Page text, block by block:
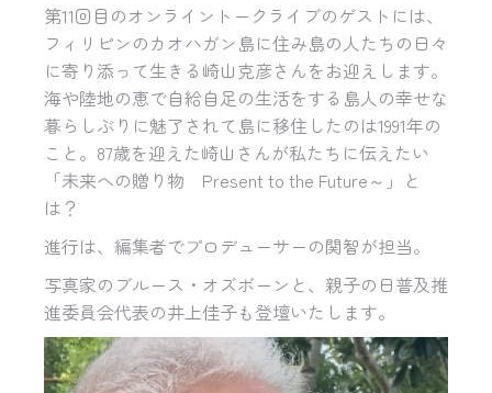
第11回目のオンライントークライブのゲストには、
フィリピンのカオハガン島に住み島の人たちの日々
に寄り添って生きる崎山克彦さんをお迎えします。
海や陸地の恵で自給自足の生活をする島人の幸せな
暮らしぶりに魅了されて島に移住したのは1991年の
こと。87歳を迎えた崎山さんが私たちに伝えたい
「未来への贈り物 Present to the Future～」と
は？
進行は、編集者でプロデューサーの関智が担当。
写真家のブルース・オズボーンと、親子の日普及推
進委員会代表の井上佳子も登壇いたします。